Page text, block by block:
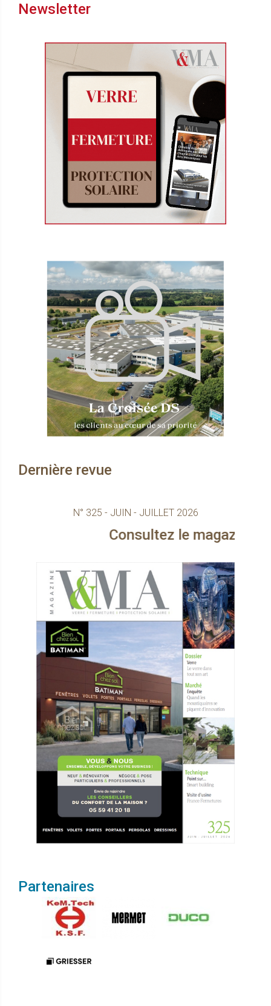
Newsletter
Dernière revue
N° 325 - JUIN - JUILLET 2026
Consultez le magazine
Partenaires